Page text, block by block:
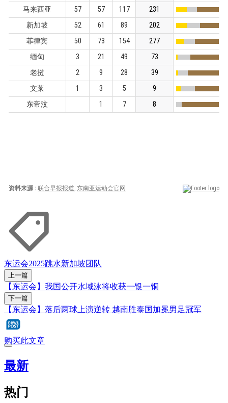
东运会2025跳水新加坡团队
上一篇
【东运会】我国公开水域泳将收获一银一铜
下一篇
【东运会】落后两球上演逆转 越南胜泰国加冕男足冠军
购买此文章
最新
热门